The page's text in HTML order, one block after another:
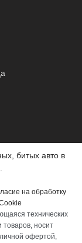
битых авто в
на обработку
технических
товаров, носит
офертой,